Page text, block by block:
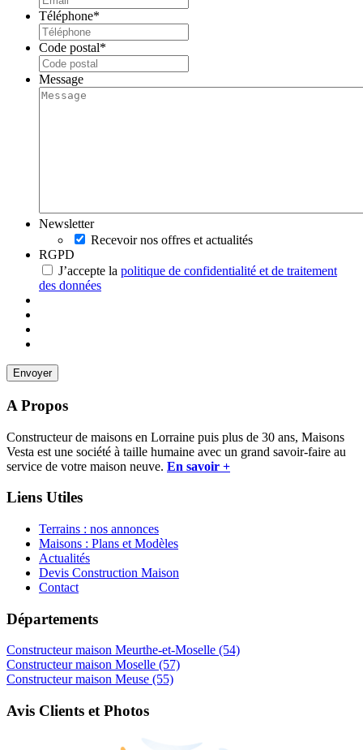
Téléphone*
Code postal*
Message
Newsletter
Recevoir nos offres et actualités
RGPD
J’accepte la politique de confidentialité et de traitement
des données
A Propos
Constructeur de maisons en Lorraine puis plus de 30 ans, Maisons
Vesta est une société à taille humaine avec un grand savoir-faire au
service de votre maison neuve. En savoir +
Liens Utiles
Terrains : nos annonces
Maisons : Plans et Modèles
Actualités
Devis Construction Maison
Contact
Départements
Constructeur maison Meurthe-et-Moselle (54)
Constructeur maison Moselle (57)
Constructeur maison Meuse (55)
Avis Clients et Photos